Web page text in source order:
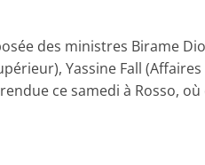
des ministres Birame
Yassine Fall
ce samedi à Rosso,